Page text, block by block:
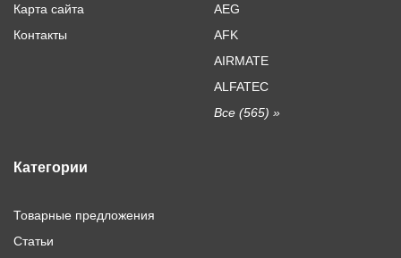
Карта сайта
Контакты
AEG
AFK
AIRMATE
ALFATEC
Все (565) »
Категории
Товарные предложения
Статьи